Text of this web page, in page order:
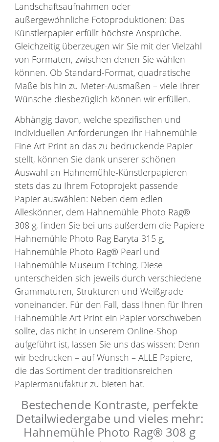
Landschaftsaufnahmen oder
außergewöhnliche Fotoproduktionen: Das
Künstlerpapier erfüllt höchste Ansprüche.
Gleichzeitig überzeugen wir Sie mit der Vielzahl
von Formaten, zwischen denen Sie wählen
können. Ob Standard-Format, quadratische
Maße bis hin zu Meter-Ausmaßen – viele Ihrer
Wünsche diesbezüglich können wir erfüllen.
Abhängig davon, welche spezifischen und
individuellen Anforderungen Ihr Hahnemühle
Fine Art Print an das zu bedruckende Papier
stellt, können Sie dank unserer schönen
Auswahl an Hahnemühle-Künstlerpapieren
stets das zu Ihrem Fotoprojekt passende
Papier auswählen: Neben dem edlen
Alleskönner, dem Hahnemühle Photo Rag®
308 g, finden Sie bei uns außerdem die Papiere
Hahnemühle Photo Rag Baryta 315 g,
Hahnemühle Photo Rag® Pearl und
Hahnemühle Museum Etching. Diese
unterscheiden sich jeweils durch verschiedene
Grammaturen, Strukturen und Weißgrade
voneinander. Für den Fall, dass Ihnen für Ihren
Hahnemühle Art Print ein Papier vorschweben
sollte, das nicht in unserem Online-Shop
aufgeführt ist, lassen Sie uns das wissen: Denn
wir bedrucken – auf Wunsch – ALLE Papiere,
die das Sortiment der traditionsreichen
Papiermanufaktur zu bieten hat.
Bestechende Kontraste, perfekte
Detailwiedergabe und vieles mehr:
Hahnemühle Photo Rag® 308 g